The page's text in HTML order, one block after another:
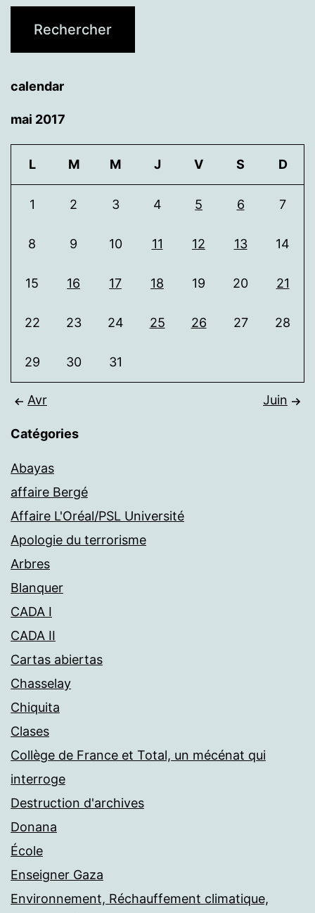
calendar
mai 2017
L M M J V S D
1 2 3 4 5 6 7
8 9 10 11 12 13 14
15 16 17 18 19 20 21
22 23 24 25 26 27 28
29 30 31
Avr Juin
Catégories
Abayas
affaire Bergé
Affaire L'Oréal/PSL Université
Apologie du terrorisme
Arbres
Blanquer
CADA I
CADA II
Cartas abiertas
Chasselay
Chiquita
Clases
Collège de France et Total, un mécénat qui
interroge
Destruction d'archives
Donana
École
Enseigner Gaza
Environnement, Réchauffement climatique,